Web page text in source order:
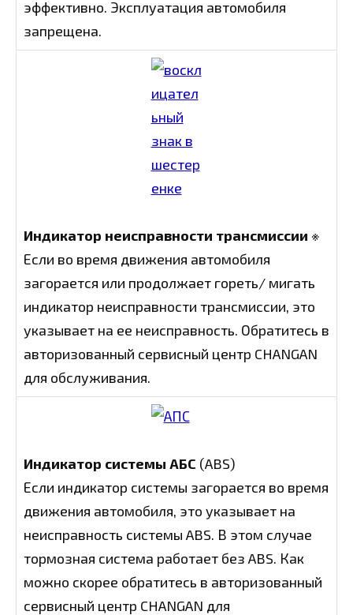
эффективно. Эксплуатация автомобиля
запрещена.
Индикатор неисправности трансмиссии ※
Если во время движения автомобиля
загорается или продолжает гореть/ мигать
индикатор неисправности трансмиссии, это
указывает на ее неисправность. Обратитесь в
авторизованный сервисный центр CHANGAN
для обслуживания.
Индикатор системы АБС (ABS)
Если индикатор системы загорается во время
движения автомобиля, это указывает на
неисправность системы ABS. В этом случае
тормозная система работает без ABS. Как
можно скорее обратитесь в авторизованный
сервисный центр CHANGAN для